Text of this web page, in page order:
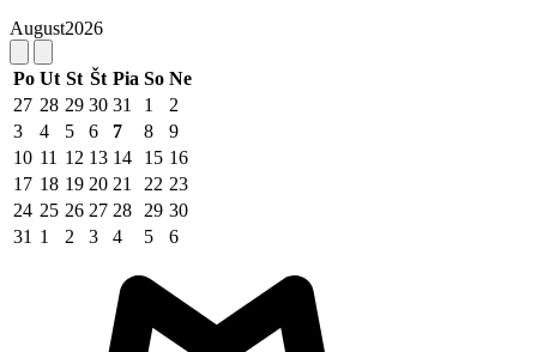
August2026
Po Ut St Št Pia So Ne
27 28 29 30 31 1
2
3
4 5 6 7 8
9
10 11 12 13 14 15 16
17 18 19 20 21 22 23
24 25 26 27 28 29 30
31 1 2 3 4 5 6